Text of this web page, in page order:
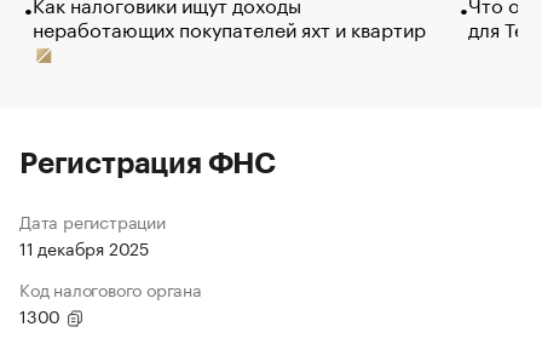
неработающих покупателей яхт и квартир
для
Регистрация ФНС
Дата регистрации
11 декабря 2025
Код налогового органа
1300